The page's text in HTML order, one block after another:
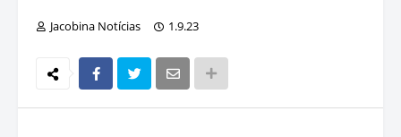
Jacobina Notícias 1.9.23